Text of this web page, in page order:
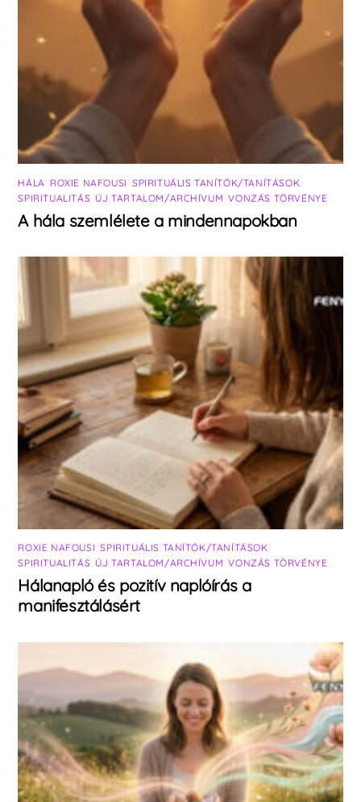
HÁLA ROXIE NAFOUSI SPIRITUÁLIS TANÍTÓK/TANÍTÁSOK
SPIRITUALITÁS ÚJ TARTALOM/ARCHÍVUM ,VONZÁS TÖRVÉNYE
A hála szemlélete a mindennapokban
ROXIE NAFOUSI ,SPIRITUÁLIS TANÍTÓK/TANÍTÁSOK
SPIRITUALITÁS ÚJ TARTALOM/ARCHÍVUM ,VONZÁS TÖRVÉNYE
Hálanapló és pozitív naplóírás a
manifesztálásért